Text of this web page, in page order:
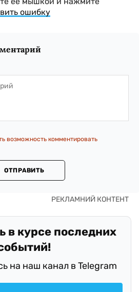
ошибку
возможность комментировать
ОТПРАВИТЬ
в курсе последних
на наш канал в Telegram